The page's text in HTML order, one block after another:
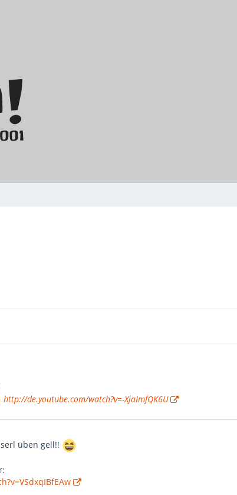
http://de.youtube.com/watch?v=-XjaImfQK6U
üben gell!!